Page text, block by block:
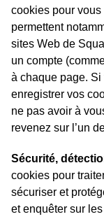
cookies pour
permettent
sites Web de
un compte
à chaque page.
enregistrer vos
ne pas avoir à
revenez sur l’un
Sécurité,
cookies pour
sécuriser et
et enquêter sur